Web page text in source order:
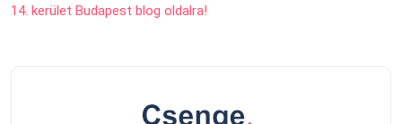
14. kerület Budapest blog oldalra!